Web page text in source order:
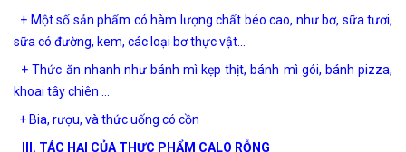
+ Một số sản phẩm có hàm lượng chất béo cao, như bơ, sữa tươi,
sữa có đường, kem, các loại bơ thực vật…
+ Thức ăn nhanh như bánh mì kẹp thịt, bánh mì gói, bánh pizza,
khoai tây chiên …
+ Bia, rượu, và thức uống có cồn
III. TÁC HẠI CỦA THỰC PHẨM CALO RỖNG